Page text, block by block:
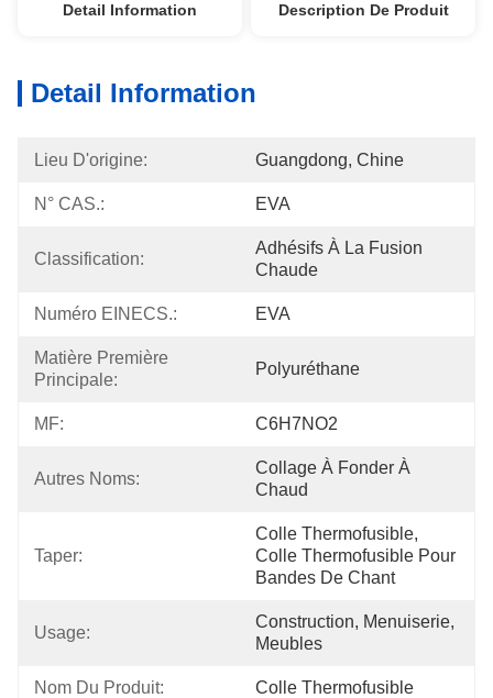
Detail Information Description De Produit
Detail Information
Lieu D'origine: Guangdong, Chine
N° CAS.: EVA
Classification:
Adhésifs À La Fusion
Chaude
Numéro EINECS.: EVA
Matière Première
Principale:
Polyuréthane
MF: C6H7NO2
Autres Noms:
Collage À Fonder À
Chaud
Taper:
Colle Thermofusible,
Colle Thermofusible Pour
Bandes De Chant
Usage:
Construction, Menuiserie,
Meubles
Nom Du Produit: Colle Thermofusible